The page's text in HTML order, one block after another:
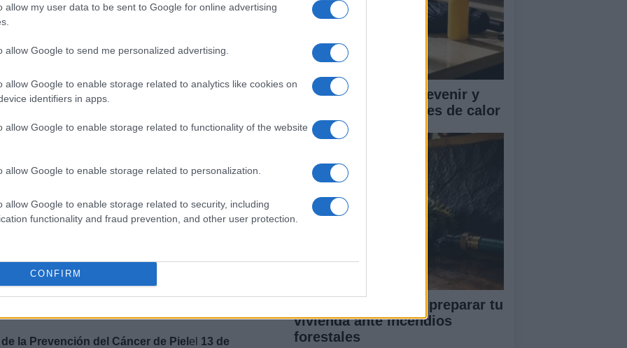
allow my user data to be sent to Google for online advertising
allow Google to send me personalized advertising.
allow Google to enable storage related to analytics like cookies on
identifiers in apps.
allow Google to enable storage related to functionality of the website
allow Google to enable storage related to personalization.
allow Google to enable storage related to security, including
functionality and fraud prevention, and other user protection.
CONFIRM
han registrado un crecimiento del11% en el último
de verano. Este aumento refleja que la
completa
que no solo prevenga los daños por
la
del Cáncer de Piel
la Prevención del Cáncer de Piel el 13 de
Cómo reconocer, prevenir y
actuar ante los golpes de calor
Guía completa para preparar tu
vivienda ante incendios
forestales